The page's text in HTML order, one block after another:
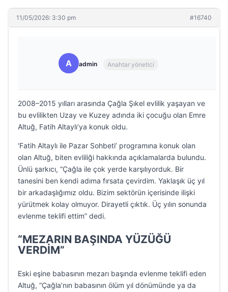
11/05/2026: 3:30 pm #16740
A admin Anahtar yönetici
2008–2015 yılları arasında Çağla Şıkel evlilik yaşayan ve
bu evlilikten Uzay ve Kuzey adında iki çocuğu olan Emre
Altuğ, Fatih Altaylı’ya konuk oldu.
‘Fatih Altaylı ile Pazar Sohbeti’ programına konuk olan
olan Altuğ, biten evliliği hakkında açıklamalarda bulundu.
Ünlü şarkıcı, “Çağla ile çok yerde karşılıyorduk. Bir
tanesini ben kendi adıma fırsata çevirdim. Yaklaşık üç yıl
bir arkadaşlığımız oldu. Bizim sektörün içerisinde ilişki
yürütmek kolay olmuyor. Dirayetli çıktık. Üç yılın sonunda
evlenme teklifi ettim” dedi.
“MEZARIN BAŞINDA YÜZÜĞÜ
VERDİM”
Eski eşine babasının mezarı başında evlenme teklifi eden
Altuğ, “Çağla’nın babasının ölüm yıl dönümünde ya da